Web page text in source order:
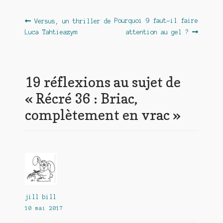
Navigation
de
Article
précédent :
Versus, un thriller de
Luca Tahtieazym
Article
suivant :
Pourquoi 9 faut-il faire
attention au gel ?
19 réflexions au sujet de
« Récré 36 : Briac,
complètement en vrac»
jill bill
10 mai 2017